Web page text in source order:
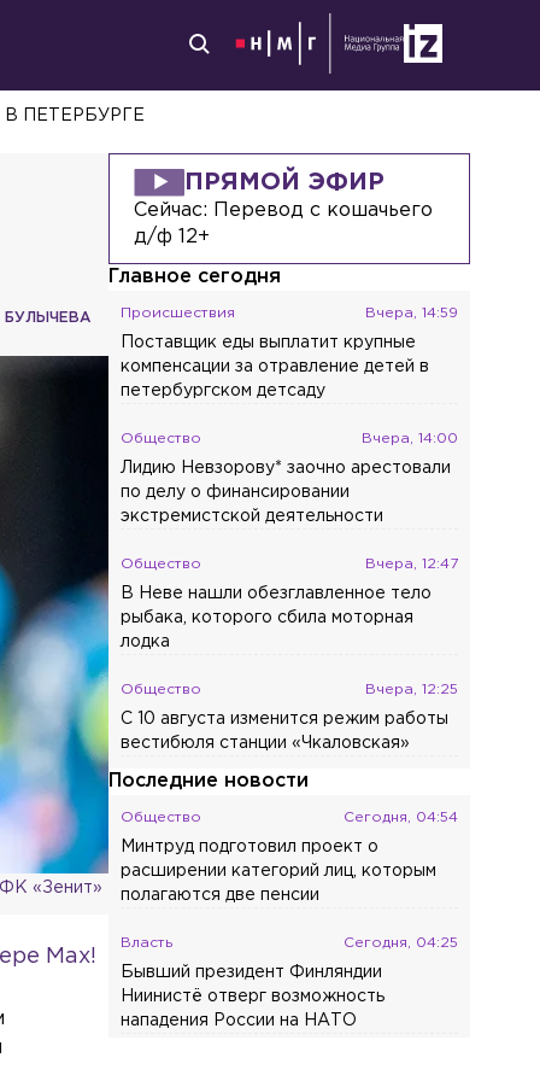
В ПЕТЕРБУРГЕ
БУЛЫЧЕВА
«Зенит»
Max!
ПРЯМОЙ ЭФИР
Сейчас:
Перевод с кошачьего
д/ф 12+
Главное сегодня
Происшествия Вчера, 14:59
Поставщик еды выплатит крупные
компенсации за отравление детей в
петербургском детсаду
Общество Вчера, 14:00
Лидию Невзорову* заочно арестовали
по делу о финансировании
экстремистской деятельности
Общество Вчера, 12:47
В Неве нашли обезглавленное тело
рыбака, которого сбила моторная
лодка
Общество Вчера, 12:25
С 10 августа изменится режим работы
вестибюля станции «Чкаловская»
Последние новости
Общество Сегодня, 04:54
Минтруд подготовил проект о
расширении категорий лиц, которым
полагаются две пенсии
Власть Сегодня, 04:25
Бывший президент Финляндии
Ниинистё отверг возможность
нападения России на НАТО